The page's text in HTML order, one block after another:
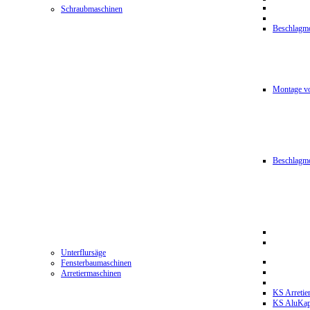
Schraubmaschinen
Montage
Unterflursäge
Fensterbaumaschinen
Arretiermaschinen
KS
KS